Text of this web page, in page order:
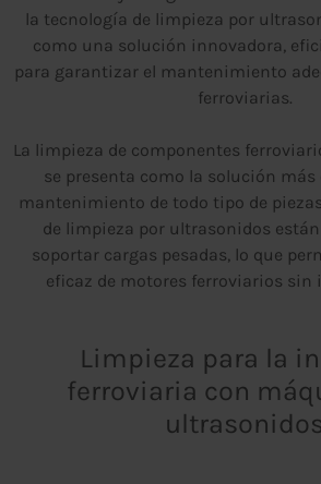
la tecnología de limpieza por
como una solución innovadora,
para garantizar el mantenimiento
ferroviarias.
La limpieza de componentes
se presenta como la solución más
mantenimiento de todo tipo de
de limpieza por ultrasonidos
soportar cargas pesadas, lo que
eficaz de motores ferroviarios sin
Limpieza para la
ferroviaria con